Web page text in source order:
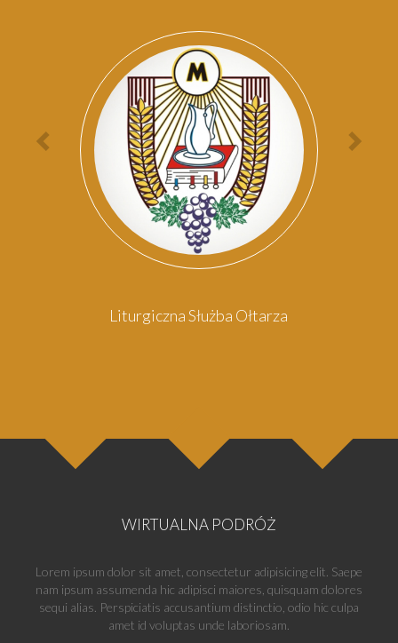
Poprzednia
osoba
Liturgiczna Służba Ołtarza
WIRTUALNA PODRÓŻ
Lorem ipsum dolor sit amet, consectetur adipisicing elit. Saepe
nam ipsum assumenda hic adipisci maiores, quisquam dolores
sequi alias. Perspiciatis accusantium distinctio, odio hic culpa
amet id voluptas unde laboriosam.